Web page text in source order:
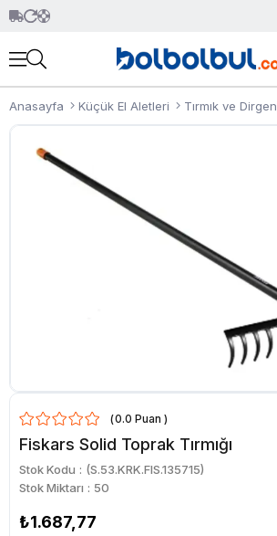
Anasayfa Küçük El Aletleri Tırmık ve Dirgen
0.0
Fiskars Solid Toprak Tırmığı
Stok Kodu
(S.53.KRK.FIS.135715)
Stok Miktarı : 50
₺1.687,77